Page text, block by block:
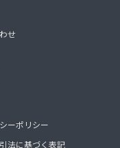
せ
ーポリシー
法に基づく表記